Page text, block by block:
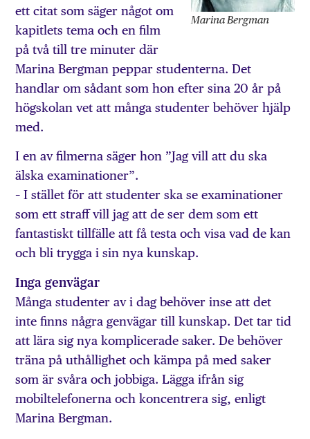
Marina Bergman
ett citat som säger något om
kapitlets tema och en film
på två till tre minuter där
Marina Bergman peppar studenterna. Det
handlar om sådant som hon efter sina 20 år på
högskolan vet att många studenter behöver hjälp
med.
I en av filmerna säger hon ”Jag vill att du ska
älska examinationer”.
– I stället för att studenter ska se examinationer
som ett straff vill jag att de ser dem som ett
fantastiskt tillfälle att få testa och visa vad de kan
och bli trygga i sin nya kunskap.
Inga genvägar
Många studenter av i dag behöver inse att det
inte finns några genvägar till kunskap. Det tar tid
att lära sig nya komplicerade saker. De behöver
träna på uthållighet och kämpa på med saker
som är svåra och jobbiga. Lägga ifrån sig
mobiltelefonerna och koncentrera sig, enligt
Marina Bergman.